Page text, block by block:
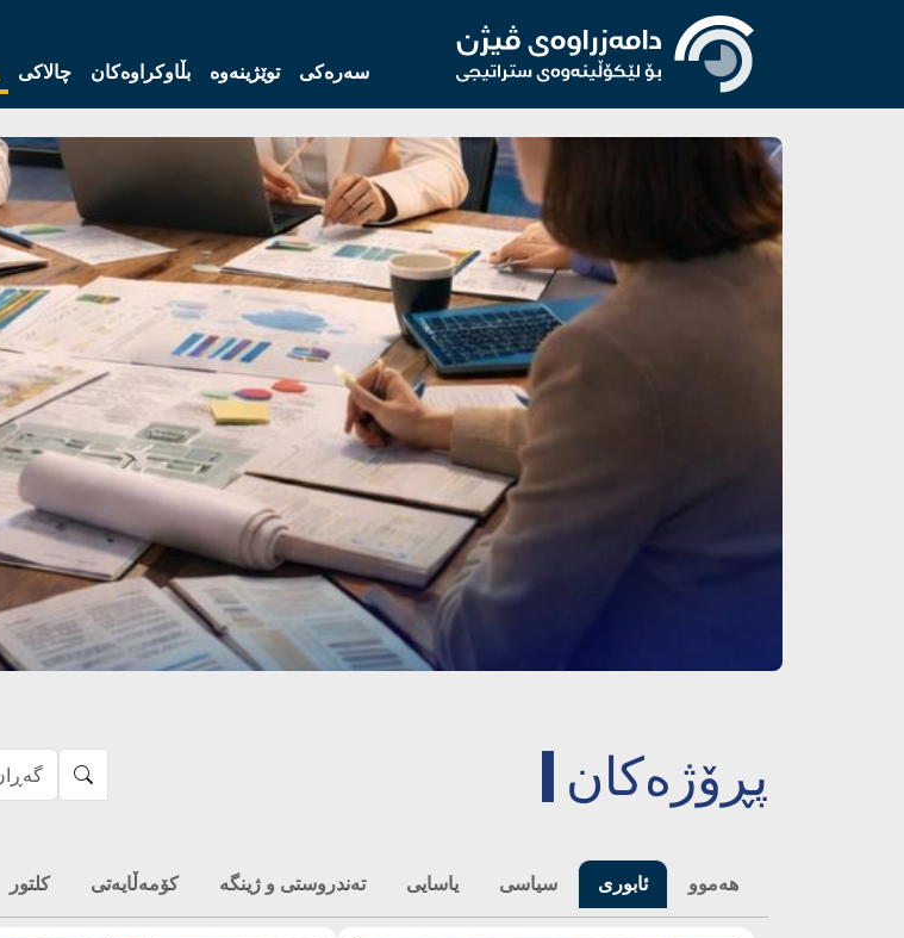
سەرەکی توێژینەوە بڵاوکراوەکان چالاکی
پڕۆژەکان
هەموو ئابوری سیاسی یاسایی تەندروستی و ژینگە کۆمەڵایەتی کلتور